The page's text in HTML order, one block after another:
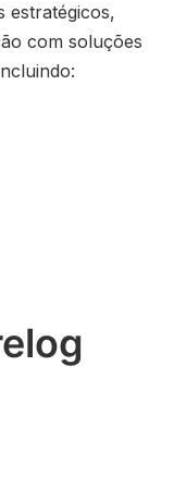
estratégicos,
com soluções